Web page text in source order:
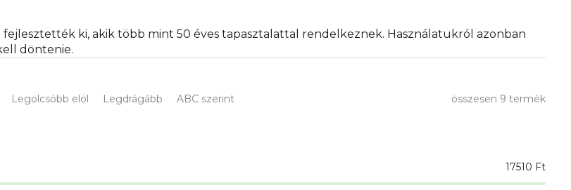
ki, akik több mint 50 éves tapasztalattal rendelkeznek. Használatukról azonban
döntenie.
Legolcsóbb elöl Legdrágább ABC szerint összesen 9 termék
17510 Ft